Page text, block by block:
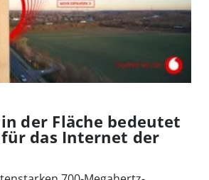
der Fläche bedeutet
das Internet der